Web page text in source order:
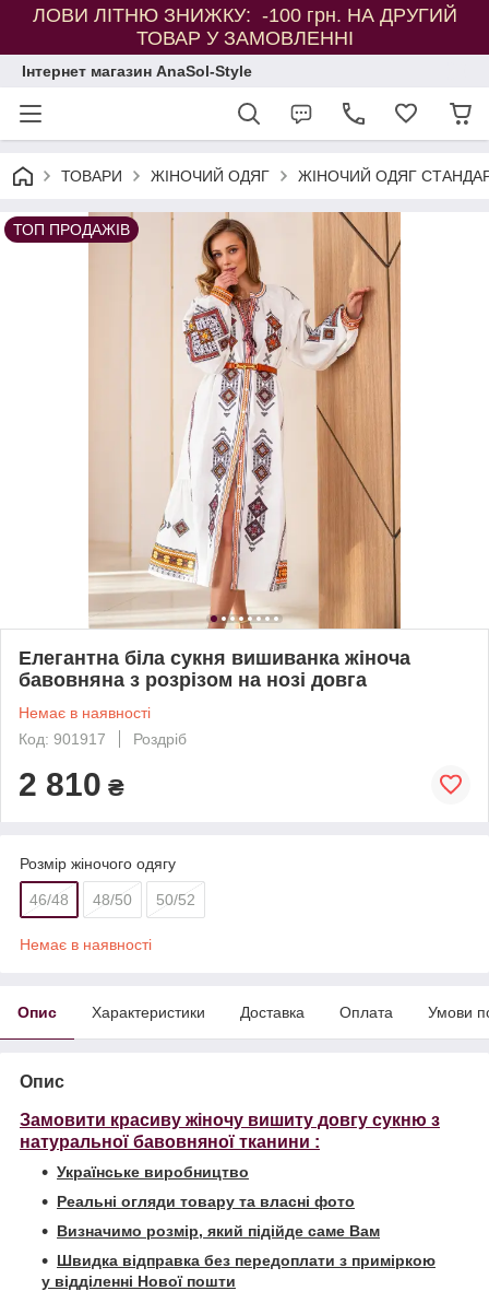
ЛОВИ ЛІТНЮ ЗНИЖКУ: -100 грн. НА ДРУГИЙ
ТОВАР У ЗАМОВЛЕННІ
Інтернет магазин AnaSol-Style
ТОВАРИ ЖІНОЧИЙ ОДЯГ ЖІНОЧИЙ ОДЯГ
ТОП ПРОДАЖІВ
Елегантна біла сукня вишиванка жіноча
бавовняна з розрізом на нозі довга
Немає в наявності
Код: 901917
Роздріб
2 810 ₴
Розмір жіночого одягу
46/48 48/50 50/52
Немає в наявності
Опис Характеристики Доставка Оплата Умови
Опис
Замовити красиву жіночу вишиту довгу сукню з
натуральної бавовняної тканини :
Українське виробництво
Реальні огляди товару та власні фото
Визначимо розмір, який підійде саме Вам
Швидка відправка без передоплати з приміркою
у відділенні Нової пошти